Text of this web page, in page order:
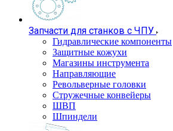
Запчасти для станков с ЧПУ
Гидравлические компоненты
Защитные кожухи
Магазины инструмента
Направляющие
Револьверные головки
Стружечные конвейеры
ШВП
Шпиндели